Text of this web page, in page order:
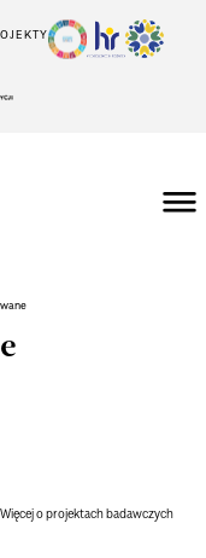
Więcej o projektach badawczych